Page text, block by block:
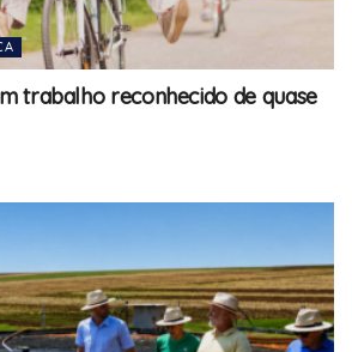
trabalho reconhecido de quase